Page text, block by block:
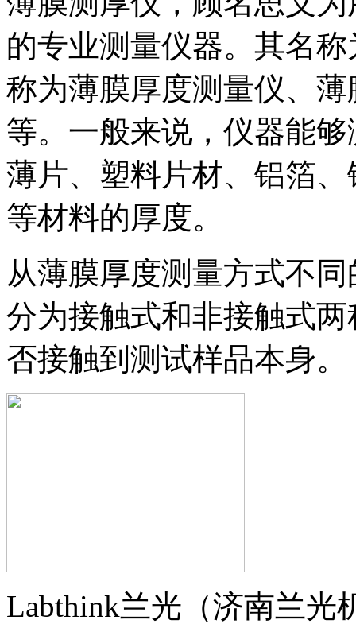
的专业测量仪器。其名
称为薄膜厚度测量仪、
等。一般来说，仪器能
薄片、塑料片材、铝箔
等材料的厚度。
从薄膜厚度测量方式不
分为接触式和非接触式
否接触到测试样品本身。
Labthink兰光（济南兰光